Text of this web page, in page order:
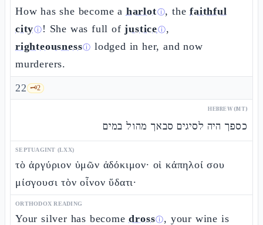
How has she become a harlotⓘ, thefaithful
cityⓘ ! She was full ofjusticeⓘ,
righteousnessⓘ lodged in her, and now
murderers.
22 🗝️2
HEBREW (MT)
כספך היה לסיגים סבאך מהול במים
SEPTUAGINT (LXX)
τὸ ἀργύριον ὑμῶν ἀδόκιμον· οἱ κάπηλοί σου
μίσγουσι τὸν οἶνον ὕδατι·
ORTHODOX READING
Your silver has becomedrossⓘ, your wine is